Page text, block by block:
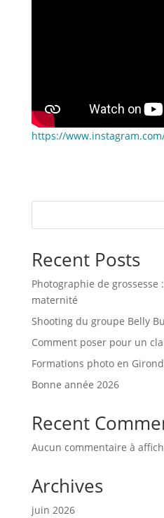
https://
Recent Posts
Photographie de grossesse
maternité
Shooting du groupe Belly
Comment poser pour un
Formations photo en
Bonne année 2026
Recent
Aucun commentaire à
Archives
juin 2026